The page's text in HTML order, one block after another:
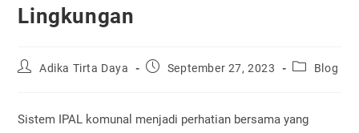
Lingkungan
PostAdika Tirta Daya
PostSeptember 27, 2023
PostBlog
Sistem IPAL komunal menjadi perhatian bersama yang